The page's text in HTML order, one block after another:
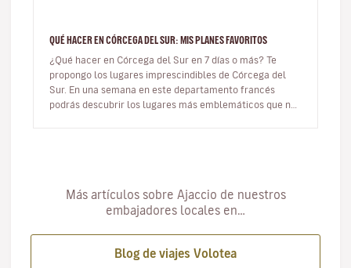
QUÉ HACER EN CÓRCEGA DEL SUR: MIS PLANES FAVORITOS
¿Qué hacer en Córcega del Sur en 7 días o más? Te
propongo los lugares imprescindibles de Córcega del
Sur. En una semana en este departamento francés
podrás descubrir los lugares más emblemáticos que no
Más artículos sobre Ajaccio de nuestros
embajadores locales en…
Blog de viajes Volotea